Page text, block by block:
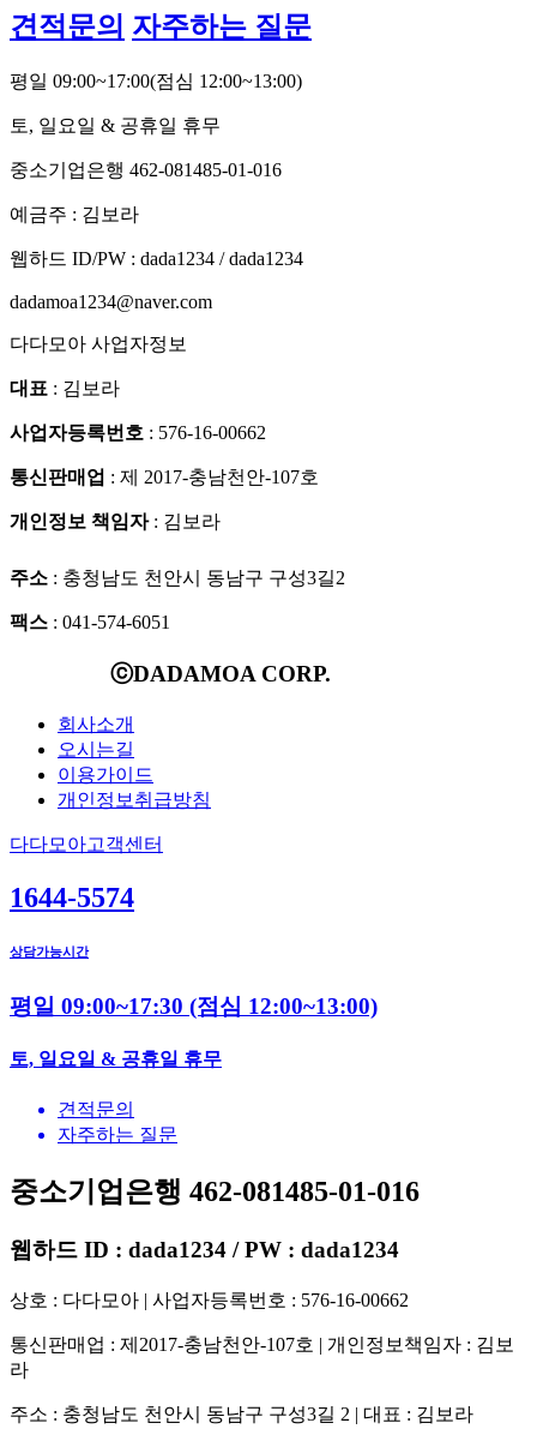
견적문의 자주하는 질문
평일 09:00~17:00(점심 12:00~13:00)
토, 일요일 & 공휴일 휴무
중소기업은행 462-081485-01-016
예금주 : 김보라
웹하드 ID/PW : dada1234 / dada1234
dadamoa1234@naver.com
다다모아 사업자정보
대표 : 김보라
사업자등록번호 : 576-16-00662
통신판매업 : 제 2017-충남천안-107호
개인정보 책임자: 김보라
주소 : 충청남도 천안시 동남구 구성3길2
팩스 : 041-574-6051
ⓒDADAMOA CORP.
회사소개
오시는길
이용가이드
개인정보취급방침
다다모아고객센터
1644-5574
상담가능시간
평일 09:00~17:30 (점심 12:00~13:00)
토, 일요일 & 공휴일 휴무
견적문의
자주하는 질문
중소기업은행 462-081485-01-016
웹하드 ID : dada1234 / PW : dada1234
상호 : 다다모아 | 사업자등록번호 : 576-16-00662
통신판매업 : 제2017-충남천안-107호 | 개인정보책임자 : 김보
라
주소 : 충청남도 천안시 동남구 구성3길 2 | 대표 : 김보라